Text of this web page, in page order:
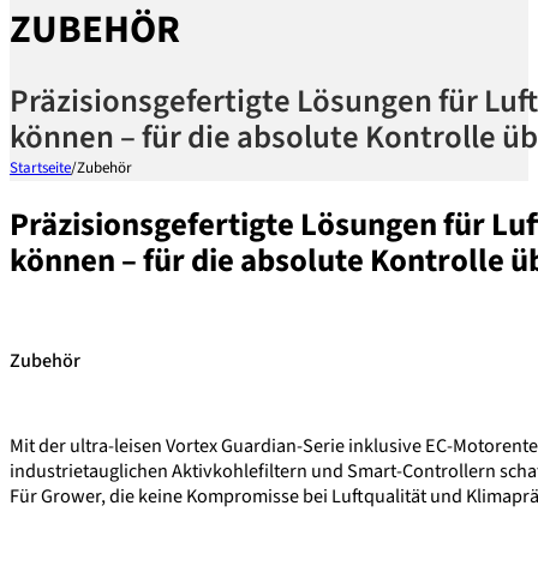
ZUBEHÖR
Präzisionsgefertigte Lösungen für
können – für die absolute Kontrolle
Startseite/Zubehör
Präzisionsgefertigte Lösungen für
können – für die absolute Kontrolle
Zubehör
Mit der ultra-leisen Vortex Guardian-Serie inklusive EC-
industrietauglichen Aktivkohlefiltern und Smart-Controllern
Für Grower, die keine Kompromisse bei Luftqualität und